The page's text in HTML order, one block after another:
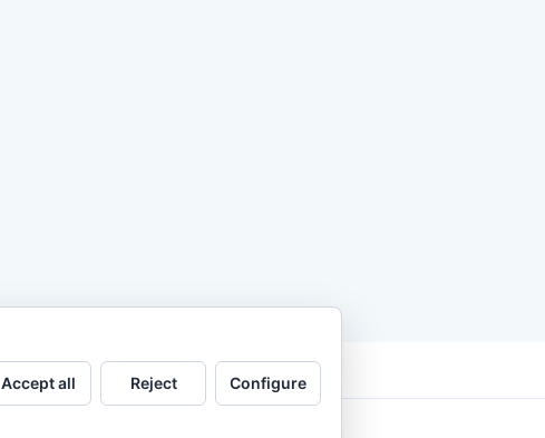
Accept all Reject Configure